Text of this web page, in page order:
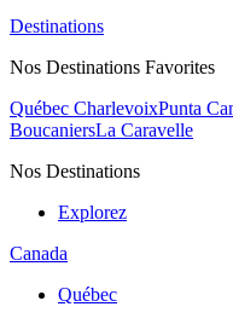
Destinations
Nos Destinations Favorites
Québec CharlevoixPunta
BoucaniersLa Caravelle
Nos Destinations
Explorez
Canada
Québec